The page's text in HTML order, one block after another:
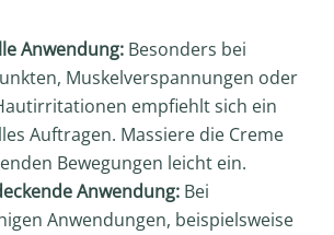
Anwendung: Besonders bei
Muskelverspannungen oder
empfiehlt sich ein
Auftragen. Massiere die Creme
Bewegungen leicht ein.
Anwendung: Bei
Anwendungen, beispielsweise